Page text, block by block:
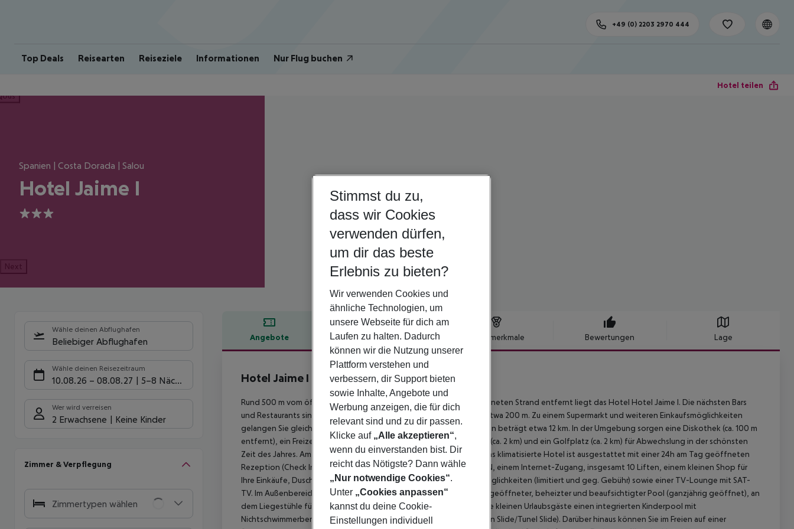
Top Deals Reisearten Reiseziele Informationen Nur Flug buchen
+49 (0) 2203 2970 444
Hotel teilen
Spanien | Costa Dorada | Salou
Hotel Jaime I
3
Next
Wähle deinen Abflughafen
Beliebiger Abflughafen
Wähle deinen Reisezeitraum
10.08.26 – 08.08.27 5-8 Nächte
Wer wird verreisen
2 Erwachsene Keine Kinder
Zimmer & Verpflegung
Zimmertypen wählen
Angebote Hotelbeschreibung Hotelmerkmale Bewertungen Lage
Hotelbeschreibung
Hotel Jaime I
Rund 500 m vom öffentlichen und mit der blauen Flagge ausgezeichneten Strand entfernt liegt das Hotel Hotel Jaime I. Die nächsten Bars
und Restaurants sind ca. 100 m entfernt. Zur Innenstadt sind es nur etwa 200 m. Zu einem Supermarkt und weiteren Einkaufsmöglichkeiten
gelangen Sie gleichfalls nach ca. 100 m. Die Entfernung zum Flughafen beträgt etwa 12 km. In der Umgebung sorgen eine Diskothek (ca. 100 m
entfernt), ein Freizeitpark (ca. 2 km), ein Aquapark (ca. 4 km), ein Kino (ca. 2 km) und ein Golfplatz (ca. 2 km) für Abwechslung in der schönsten
Zeit des Jahres. Am Strand gibt es eine Promenade zum Flanieren. Das klimatisierte Hotel ist ausgestattet mit einer 24h am Tag geöffneten
Rezeption (Check In rund um die Uhr möglich), einer Lobbybar, WLAN, einem Internet-Zugang, insgesamt 10 Liften, einem kleinen Shop für
Ihre Einkäufe, Duschen und Umkleideräumen, Sanitätskasten, Parkmöglichkeiten (limitiert und geg. Gebühr) sowie einer TV-Lounge mit SAT-
TV. Im Außenbereich befindet sich neben einem Garten ein saisonal geöffneter, beheizter und beaufsichtigter Pool (ganzjährig geöffnet), an
dem Liegestühle für Sie bereitstehen. Daneben finden Sie hier für die kleinen Urlaubsgäste einen integrierten Kinderpool mit
Nichtschwimmerbereich sowie einer Wasserrutsche (Typ Twister/Open Slide/Tunel Slide). Darüber hinaus können Sie im Freien auf einer
Stimmst du zu,
dass wir Cookies
verwenden dürfen,
um dir das beste
Erlebnis zu bieten?
Wir verwenden Cookies und
ähnliche Technologien, um
unsere Webseite für dich am
Laufen zu halten. Dadurch
können wir die Nutzung unserer
Plattform verstehen und
verbessern, dir Support bieten
sowie Inhalte, Angebote und
Werbung anzeigen, die für dich
relevant sind und zu dir passen.
Klicke auf „Alle akzeptieren“,
wenn du einverstanden bist. Dir
reicht das Nötigste? Dann wähle
„Nur notwendige Cookies“.
Unter „Cookies anpassen“
kannst du deine Cookie-
Einstellungen individuell